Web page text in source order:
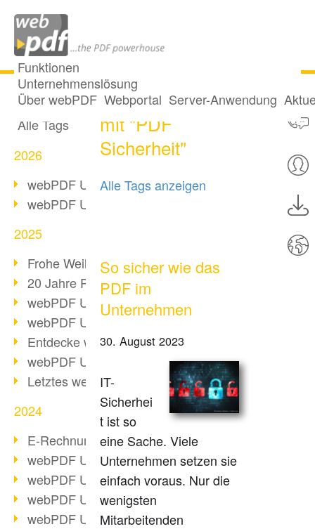
Funktionen
Unternehmenslösung
Über webPDF Webportal Server-Anwendung
Alle Beiträge
Alle Tags
2026
webPDF Update 10.0.5
webPDF Update 10.0.4
2025
Frohe Weihnachten & Auszeit
20 Jahre PDF/A
webPDF Update 10.0.3
webPDF Update 10.0.2
Entdecke webPDF 10
webPDF Update 9.0.0.3655
Letztes webPDF 8 Update
2024
E-Rechnungsstellung ab 2025
webPDF Update 9.0.0.3584
webPDF Update 9.0.0.3479
webPDF Update 9.0.0.3361
webPDF Update 9.0.0.3264
2 Posts getaggt
mit "PDF
Sicherheit"
Alle Tags anzeigen
So sicher wie das
PDF im
Unternehmen
30. August 2023
IT-
Sicherhei
t ist so
eine Sache. Viele
Unternehmen setzen sie
einfach voraus. Nur die
wenigsten
Mitarbeitenden